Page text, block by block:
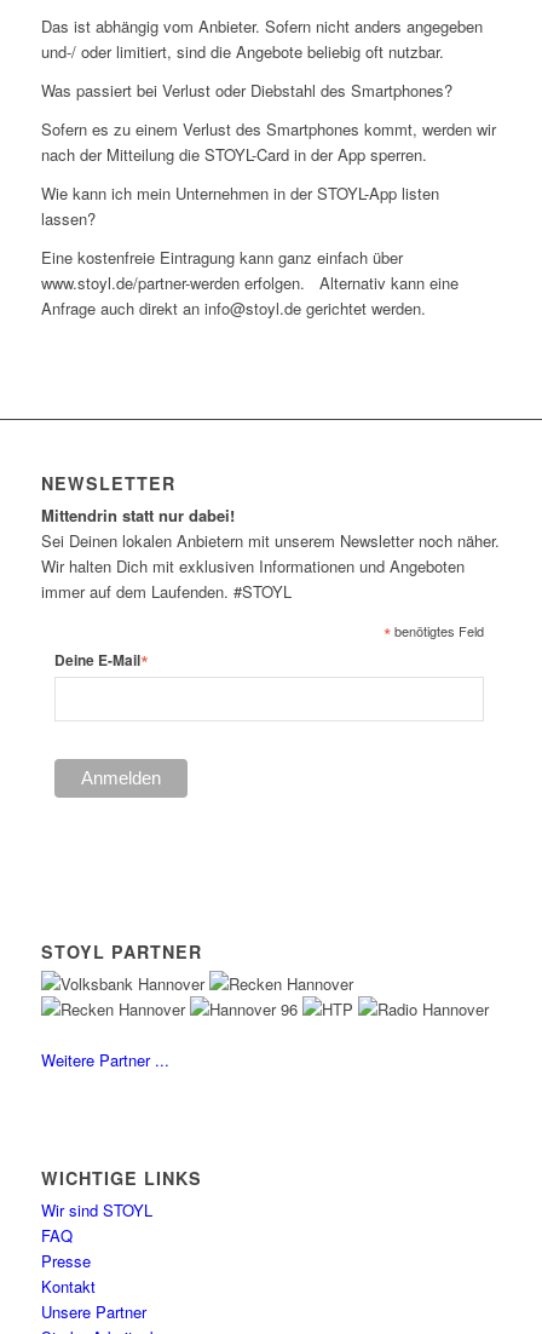
Das ist abhängig vom Anbieter. Sofern nicht anders angegeben
und-/ oder limitiert, sind die Angebote beliebig oft nutzbar.
Was passiert bei Verlust oder Diebstahl des Smartphones?
Sofern es zu einem Verlust des Smartphones kommt, werden wir
nach der Mitteilung die STOYL-Card in der App sperren.
Wie kann ich mein Unternehmen in der STOYL-App listen
lassen?
Eine kostenfreie Eintragung kann ganz einfach über
www.stoyl.de/partner-werden erfolgen. Alternativ kann eine
Anfrage auch direkt an info@stoyl.de gerichtet werden.
NEWSLETTER
Mittendrin statt nur dabei!
Sei Deinen lokalen Anbietern mit unserem Newsletter noch näher.
Wir halten Dich mit exklusiven Informationen und Angeboten
immer auf dem Laufenden. #STOYL
*benötigtes Feld
Deine E-Mail*
STOYL PARTNER
Weitere Partner ...
WICHTIGE LINKS
Wir sind STOYL
FAQ
Presse
Kontakt
Unsere Partner